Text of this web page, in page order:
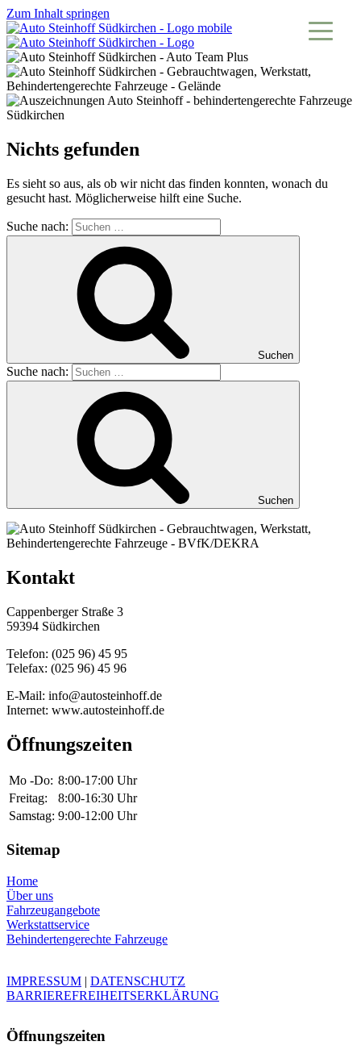
Zum Inhalt springen
Nichts gefunden
Es sieht so aus, als ob wir nicht das finden konnten, wonach du
gesucht hast. Möglicherweise hilft eine Suche.
Suche nach:
Suchen
Suche nach:
Suchen
Kontakt
Cappenberger Straße 3
59394 Südkirchen
Telefon: (025 96) 45 95
Telefax: (025 96) 45 96
E-Mail: info@autosteinhoff.de
Internet: www.autosteinhoff.de
Öffnungszeiten
Mo -Do: 8:00-17:00 Uhr
Freitag:
8:00-16:30 Uhr
Samstag: 9:00-12:00 Uhr
Sitemap
Home
Über uns
Fahrzeugangebote
Werkstattservice
Behindertengerechte Fahrzeuge
IMPRESSUM | DATENSCHUTZ
BARRIEREFREIHEITSERKLÄRUNG
Öffnungszeiten